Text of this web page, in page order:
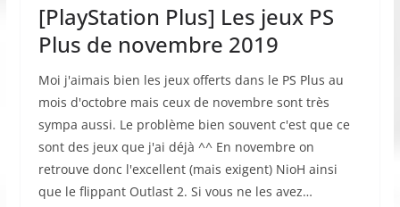
[PlayStation Plus] Les jeux PS
Plus de novembre 2019
Moi j'aimais bien les jeux offerts dans le PS Plus au
mois d'octobre mais ceux de novembre sont très
sympa aussi. Le problème bien souvent c'est que ce
sont des jeux que j'ai déjà ^^ En novembre on
retrouve donc l'excellent (mais exigent) NioH ainsi
que le flippant Outlast 2. Si vous ne les avez…